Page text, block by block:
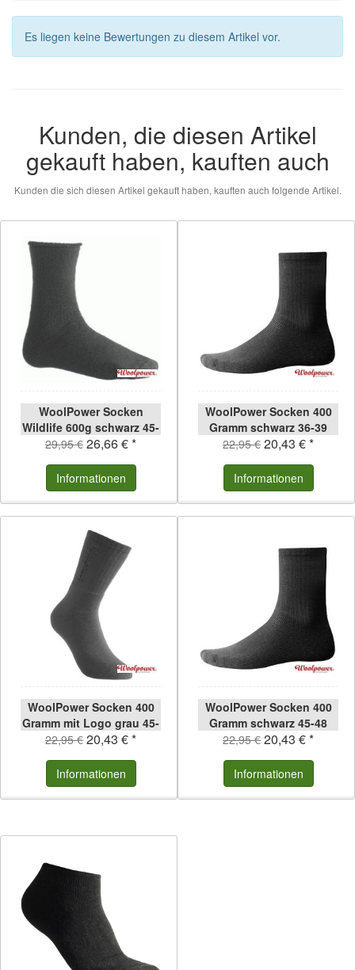
Es liegen keine Bewertungen zu diesem Artikel vor.
Kunden, die diesen Artikel
gekauft haben, kauften auch
Kunden die sich diesen Artikel gekauft haben, kauften auch folgende Artikel.
WoolPower Socken
Wildlife 600g schwarz 45-
48 schwarz | 45-48
29,95 € 26,66 € *
Informationen
WoolPower Socken 400
Gramm schwarz 36-39
schwarz | 36-39
22,95 € 20,43 € *
Informationen
WoolPower Socken 400
Gramm mit Logo grau 45-
48 grau | 45-48
22,95 € 20,43 € *
Informationen
WoolPower Socken 400
Gramm schwarz 45-48
schwarz | 45-48
22,95 € 20,43 € *
Informationen